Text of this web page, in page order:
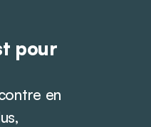
pour
en